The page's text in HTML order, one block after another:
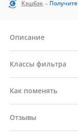
Кэшбэк - Получите
Описание
Классы фильтра
Как поменять
Отзывы